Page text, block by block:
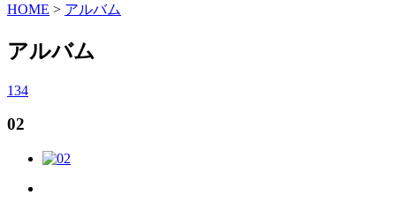
HOME > アルバム
アルバム
134
02